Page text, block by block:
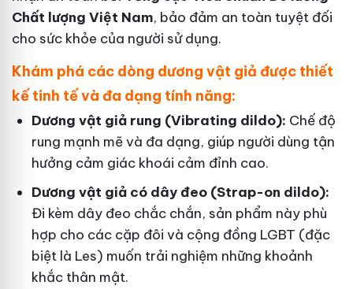
Chất lượng Việt Nam, bảo đảm an toàn tuyệt đối
cho sức khỏe của người sử dụng.
Khám phá các dòng dương vật giả được thiết
kế tinh tế và đa dạng tính năng:
Dương vật giả rung (Vibrating dildo): Chế độ
rung mạnh mẽ và đa dạng, giúp người dùng tận
hưởng cảm giác khoái cảm đỉnh cao.
Dương vật giả có dây đeo (Strap-on dildo):
Đi kèm dây đeo chắc chắn, sản phẩm này phù
hợp cho các cặp đôi và cộng đồng LGBT (đặc
biệt là Les) muốn trải nghiệm những khoảnh
khắc thân mật.